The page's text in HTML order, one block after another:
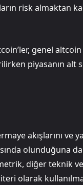
risk almaktan
genel
piyasanın alt
akışlarını ve
olunduğuna
diğer teknik
olarak